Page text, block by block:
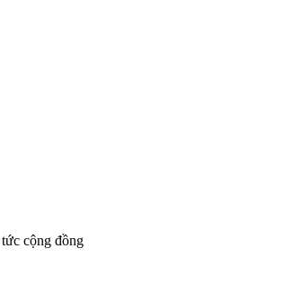
cộng đồng